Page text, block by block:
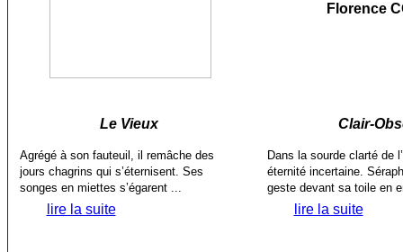
Florence
Le Vieux
Agrégé à son fauteuil, il remâche des
jours chagrins qui s’éternisent. Ses
songes en miettes s’égarent ...
lire la suite
Clair-
Dans la sourde clarté de
éternité incertaine.
geste devant sa toile en
lire la suite